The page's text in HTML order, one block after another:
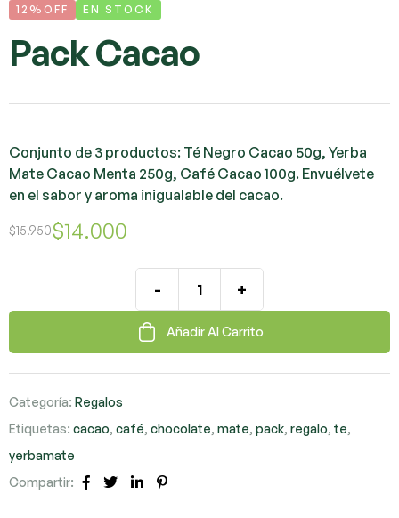
12%OFF EN STOCK
Pack Cacao
Conjunto de 3 productos: Té Negro Cacao 50g, Yerba
Mate Cacao Menta 250g, Café Cacao 100g. Envuélvete
en el sabor y aroma inigualable del cacao.
$15.950$14.000
- +
Añadir Al Carrito
Categoría: Regalos
Etiquetas: cacao, café, chocolate, mate, pack, regalo, te,
yerbamate
Compartir:
Facebook
TwitterLinkedIn